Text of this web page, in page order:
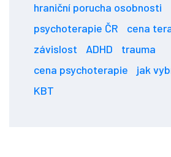
hraniční porucha osobnosti
psychoterapie ČR
cena
závislost
ADHD
trauma
cena psychoterapie
jak
KBT